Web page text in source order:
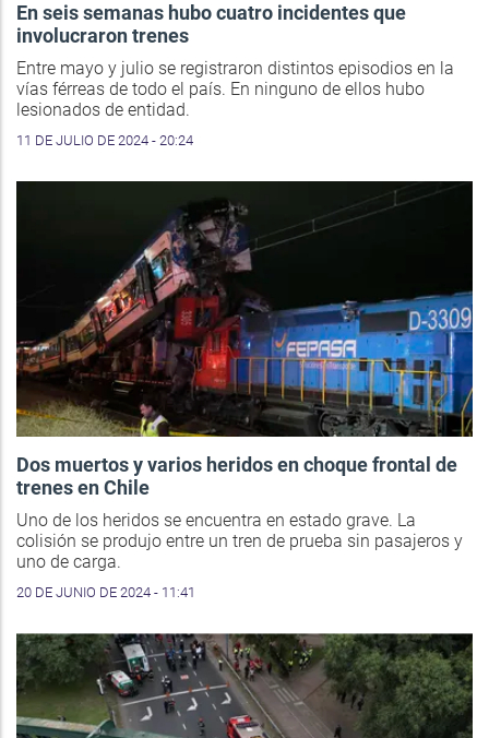
En seis semanas hubo cuatro incidentes que
involucraron trenes
Entre mayo y julio se registraron distintos episodios en la
vías férreas de todo el país. En ninguno de ellos hubo
lesionados de entidad.
11 DE JULIO DE 2024 - 20:24
Dos muertos y varios heridos en choque frontal de
trenes en Chile
Uno de los heridos se encuentra en estado grave. La
colisión se produjo entre un tren de prueba sin pasajeros y
uno de carga.
20 DE JUNIO DE 2024 - 11:41